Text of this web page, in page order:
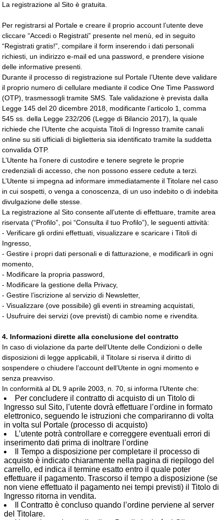
La registrazione al Sito è gratuita.
Per registrarsi al Portale e creare il proprio account l’utente deve
cliccare “Accedi o Registrati” presente nel menù, ed in seguito
“Registrati gratis!”, compilare il form inserendo i dati personali
richiesti, un indirizzo e-mail ed una password, e prendere visione
delle informative presenti.
Durante il processo di registrazione sul Portale l’Utente deve validare
il proprio numero di cellulare mediante il codice One Time Password
(OTP), trasmessogli tramite SMS. Tale validazione è prevista dalla
Legge 145 del 20 dicembre 2018, modificante l’articolo 1, comma
545 ss. della Legge 232/206 (Legge di Bilancio 2017), la quale
richiede che l’Utente che acquista Titoli di Ingresso tramite canali
online su siti ufficiali di biglietteria sia identificato tramite la suddetta
convalida OTP.
L’Utente ha l’onere di custodire e tenere segrete le proprie
credenziali di accesso, che non possono essere cedute a terzi.
L’Utente si impegna ad informare immediatamente il Titolare nel caso
in cui sospetti, o venga a conoscenza, di un uso indebito o di indebita
divulgazione delle stesse.
La registrazione al Sito consente all’utente di effettuare, tramite area
riservata (“Profilo”, poi “Consulta il tuo Profilo”), le seguenti attività:
- Verificare gli ordini effettuati, visualizzare e scaricare i Titoli di
Ingresso,
- Gestire i propri dati personali e di fatturazione, e modificarli in ogni
momento,
- Modificare la propria password,
- Modificare la gestione della Privacy,
- Gestire l’iscrizione al servizio di Newsletter,
- Visualizzare (ove possibile) gli eventi in streaming acquistati,
- Usufruire dei servizi (ove previsti) di cambio nome e rivendita.
4. Informazioni dirette alla conclusione del contratto
In caso di violazione da parte dell’Utente delle Condizioni o delle
disposizioni di legge applicabili, il Titolare si riserva il diritto di
sospendere o chiudere l’account dell’Utente in ogni momento e
senza preavviso.
In conformità al DL 9 aprile 2003, n. 70, si informa l’Utente che:
Per concludere il contratto di acquisto di un Titolo di
Ingresso sul Sito, l’utente dovrà effettuare l’ordine in formato
elettronico, seguendo le istruzioni che compariranno di volta
in volta sul Portale (processo di acquisto)
L’utente potrà controllare e correggere eventuali errori di
inserimento dati prima di inoltrare l’ordine
Il Tempo a disposizione per completare il processo di
acquisto è indicato chiaramente nella pagina di riepilogo del
carrello, ed indica il termine esatto entro il quale poter
effettuare il pagamento. Trascorso il tempo a disposizione (se
non viene effettuato il pagamento nei tempi previsti) il Titolo di
Ingresso ritorna in vendita.
Il Contratto è concluso quando l’ordine perviene al server
del Titolare.